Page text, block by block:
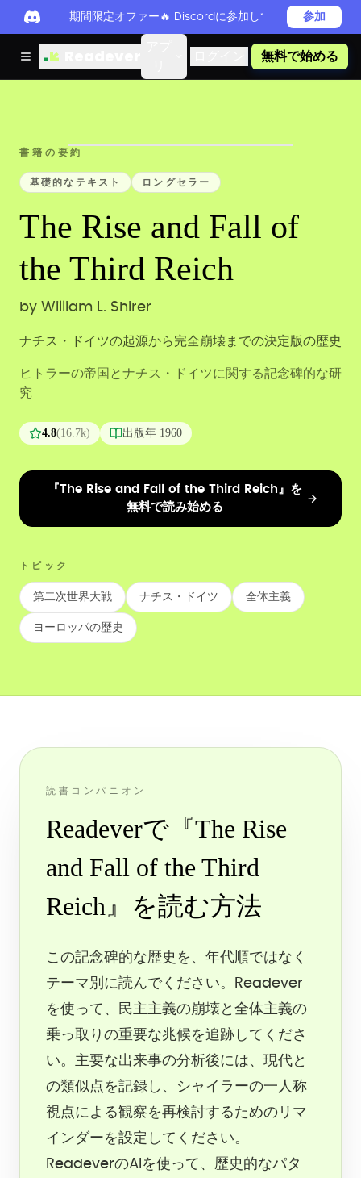
期間限定オファー🔥 Discordに参加してReadever PRO
参加
無料で始める
書籍の要約
基礎的なテキスト ロングセラー
The Rise and Fall of
the Third Reich
by William L. Shirer
ナチス・ドイツの起源から完全崩壊までの決定版の歴史
ヒトラーの帝国とナチス・ドイツに関する記念碑的な研
究
4.8(16.7k) 出版年 1960
『The Rise and Fall of the Third Reich』を
無料で読み始める
トピック
第二次世界大戦 ナチス・ドイツ 全体主義
ヨーロッパの歴史
読書コンパニオン
Readeverで『The Rise
and Fall of the Third
Reich』を読む方法
この記念碑的な歴史を、年代順ではなく
テーマ別に読んでください。Readever
を使って、民主主義の崩壊と全体主義の
乗っ取りの重要な兆候を追跡してくださ
い。主要な出来事の分析後には、現代と
の類似点を記録し、シャイラーの一人称
視点による観察を再検討するためのリマ
インダーを設定してください。
ReadeverのAIを使って、歴史的なパタ